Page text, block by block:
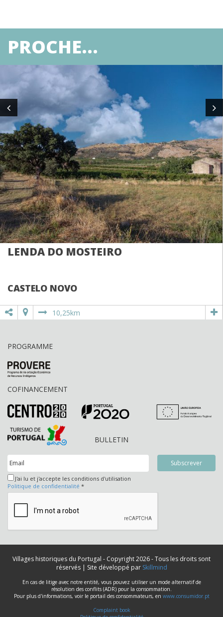
PROCHE...
LENDA DO MOSTEIRO
CASTELO NOVO
10,25km
PROGRAMME
COFINANCEMENT
BULLETIN
J'ai lu et j'accepte les conditions d'utilisation
Politique de confidentialité *
Villages historiques du Portugal - Copyright 2026 - Tous les droits sont
réservés | Site développé par Skillmind
En cas de litige avec notre entité, vous pouvez utiliser un mode alternatif de
résolution des conflits (ADR) pour la consommation.
Pour plus d'informations, voir le portail des consommateurs, en www.consumidor.pt
Complaint book